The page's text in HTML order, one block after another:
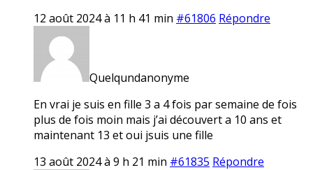
12 août 2024 à 11 h 41 min #61806 Répondre
Quelqundanonyme
En vrai je suis en fille 3 a 4 fois par semaine de fois
plus de fois moin mais j’ai découvert a 10 ans et
maintenant 13 et oui jsuis une fille
13 août 2024 à 9 h 21 min #61835 Répondre